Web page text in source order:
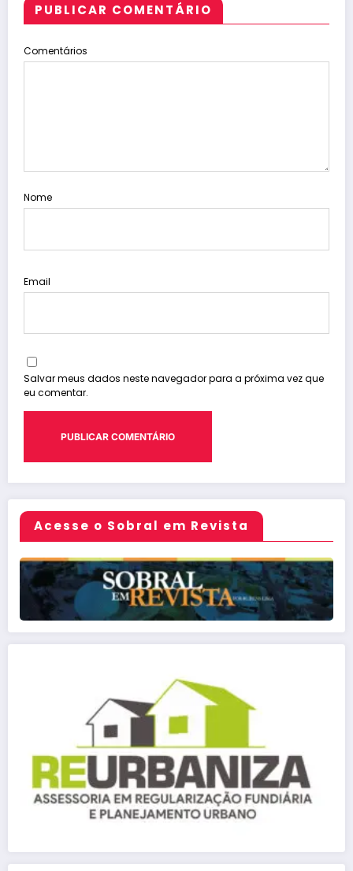
PUBLICAR COMENTÁRIO
Comentários
Nome
Email
Salvar meus dados neste navegador para a próxima vez que
eu comentar.
Acesse o Sobral em Revista